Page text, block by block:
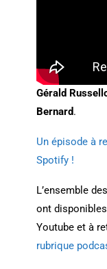
Gérald
Bernard.
Un épisode à
Spotify !
L’ensemble
ont
Youtube et à
rubrique